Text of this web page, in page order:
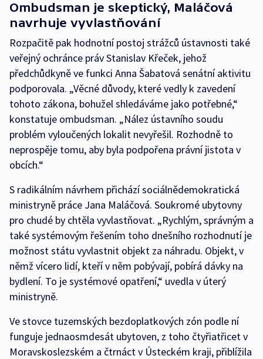
Ombudsman je skeptický, Maláčová
navrhuje vyvlastňování
Rozpačitě pak hodnotní postoj strážců ústavnosti také
veřejný ochránce práv Stanislav Křeček, jehož
předchůdkyně ve funkci Anna Šabatová senátní aktivitu
podporovala. „Věcné důvody, které vedly k zavedení
tohoto zákona, bohužel shledáváme jako potřebné,“
konstatuje ombudsman. „Nález ústavního soudu
problém vyloučených lokalit nevyřešil. Rozhodně to
neprospěje tomu, aby byla podpořena právní jistota v
obcích.“
S radikálním návrhem přichází sociálnědemokratická
ministryně práce Jana Maláčová. Soukromé ubytovny
pro chudé by chtěla vyvlastňovat. „Rychlým, správným a
také systémovým řešením toho dnešního rozhodnutí je
možnost státu vyvlastnit objekt za náhradu. Objekt, v
němž vícero lidí, kteří v něm pobývají, pobírá dávky na
bydlení. To je systémové opatření,“ uvedla v úterý
ministryně.
Ve stovce tuzemských bezdoplatkových zón podle ní
funguje jednaosmdesát ubytoven, z toho čtyřiatřicet v
Moravskoslezském a čtrnáct v Ústeckém kraji, přiblížila